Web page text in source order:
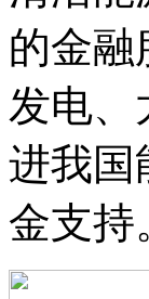
的金融
发电、
进我国
金支持